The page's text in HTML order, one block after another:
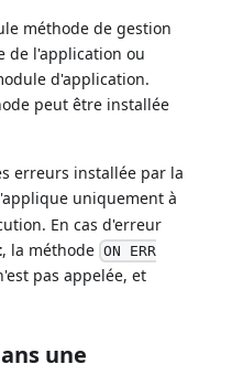
méthode de gestion
de l'application ou
d'application.
peut être installée
erreurs installée par la
uniquement à
En cas d'erreur
, la méthode ON ERR
pas appelée, et
une